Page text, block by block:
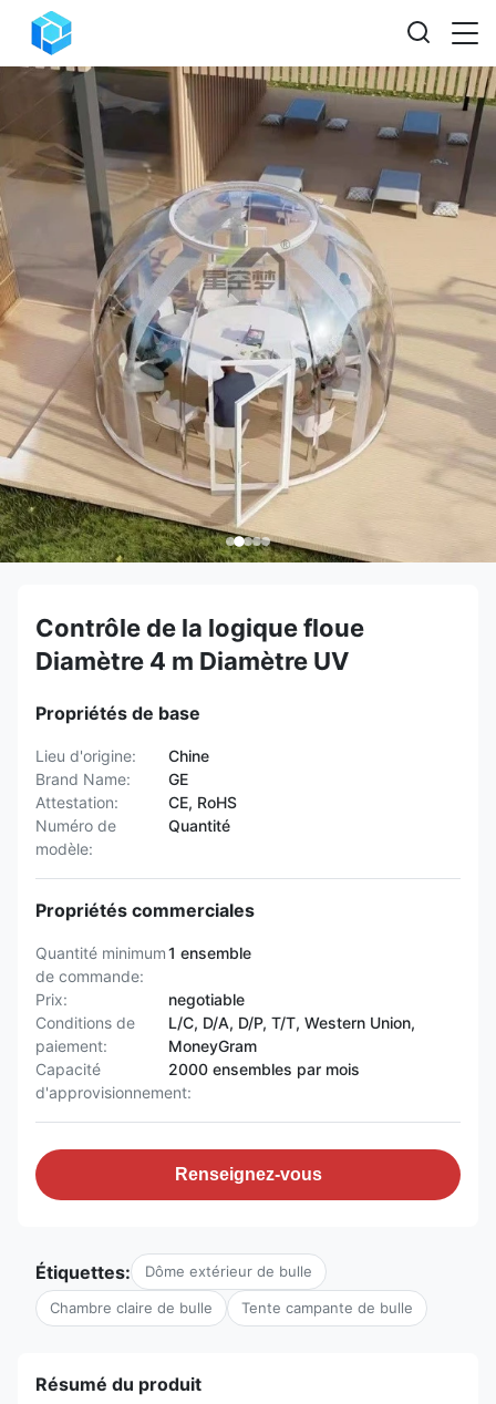
Contrôle de la logique floue
Diamètre 4 m Diamètre UV
Propriétés de base
Lieu d'origine:
Chine
Brand Name:
GE
Attestation:
CE, RoHS
Numéro de
modèle:
Quantité
Propriétés commerciales
Quantité minimum
de commande:
1 ensemble
Prix:
negotiable
Conditions de
paiement:
L/C, D/A, D/P, T/T, Western Union,
MoneyGram
Capacité
d'approvisionnement:
2000 ensembles par mois
Renseignez-vous
Étiquettes: Dôme extérieur de bulle
Chambre claire de bulle Tente campante de bulle
Résumé du produit